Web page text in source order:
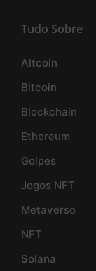
Tudo Sobre
Altcoin
Bitcoin
Blockchain
Ethereum
Golpes
Jogos NFT
Metaverso
NFT
Solana